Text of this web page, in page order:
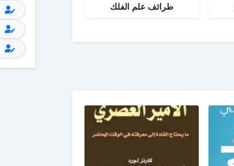
طرائف علم الفلك